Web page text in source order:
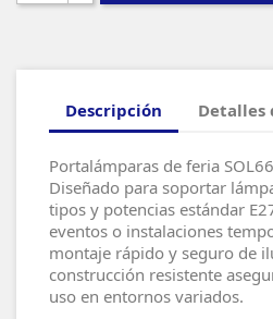
Descripción Detalles
Portalámparas de feria
Diseñado para soportar
tipos y potencias estándar
eventos o instalaciones
montaje rápido y seguro de
construcción resistente
uso en entornos variados.